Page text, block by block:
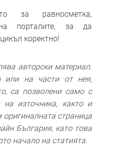
за равносметка,
порталите, за да
коректно!
авторски материал.
или на части от нея,
са позволени само с
на източника, както и
страница
България, като това
начало на статията.